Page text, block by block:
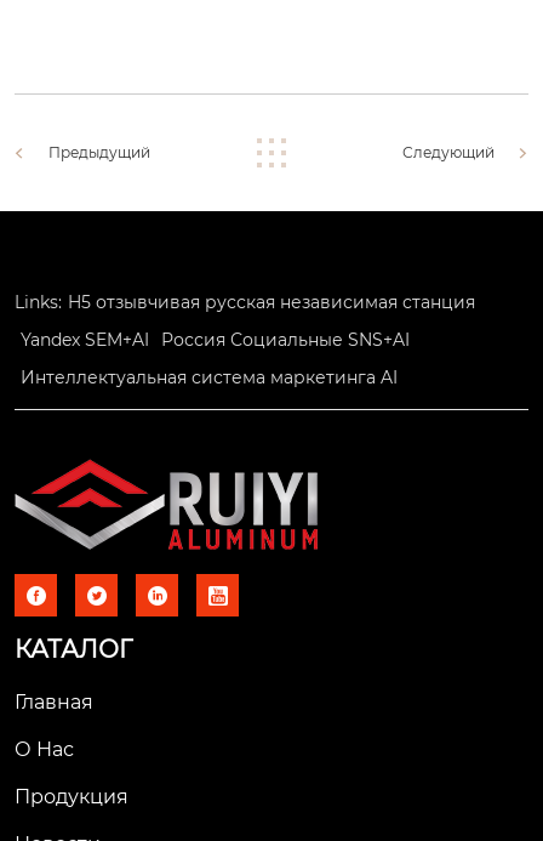
Предыдущий Следующий
Links: H5 отзывчивая русская независимая станция
Yandex SEM+AI
Россия Социальные SNS+AI
Интеллектуальная система маркетинга AI
   
КАТАЛОГ
Главная
О Нас
Продукция